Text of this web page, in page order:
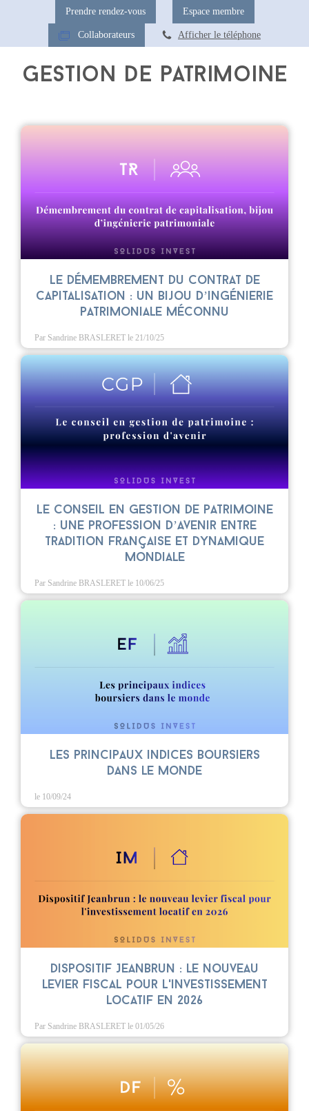
Prendre rendez-vous Espace membre
Collaborateurs Afficher le téléphone
Gestion de patrimoine
Le démembrement du contrat de
capitalisation : un bijou d’ingénierie
patrimoniale méconnu
Par Sandrine BRASLERET le 21/10/25
Le conseil en gestion de patrimoine
: une profession d’avenir entre
tradition française et dynamique
mondiale
Par Sandrine BRASLERET le 10/06/25
Les principaux indices boursiers
dans le monde
le 10/09/24
Dispositif Jeanbrun : le nouveau
levier fiscal pour l'investissement
locatif en 2026
Par Sandrine BRASLERET le 01/05/26